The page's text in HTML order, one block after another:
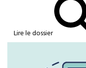
Lire le dossier